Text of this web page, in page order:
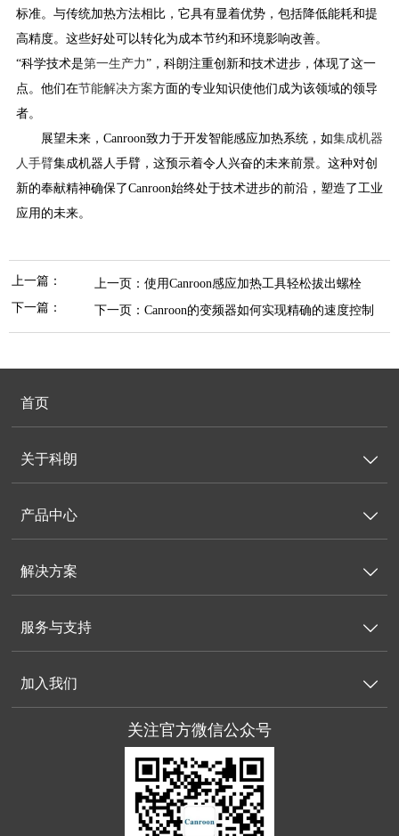
标准。与传统加热方法相比，它具有显着优势，包括降低能耗和提
高精度。这些好处可以转化为成本节约和环境影响改善。
“科学技术是第一生产力”，科朗注重创新和技术进步，体现了这一
点。他们在节能解决方案方面的专业知识使他们成为该领域的领导
者。
展望未来，Canroon致力于开发智能感应加热系统，如集成机器
人手臂集成机器人手臂，这预示着令人兴奋的未来前景。这种对创
新的奉献精神确保了Canroon始终处于技术进步的前沿，塑造了工业
应用的未来。
上一篇： 上一页： 使用Canroon感应加热工具轻松拔出螺栓
下一篇：
下一页： Canroon的变频器如何实现精确的速度控制
首页
关于科朗 
产品中心 
解决方案 
服务与支持 
加入我们 
关注官方微信公众号